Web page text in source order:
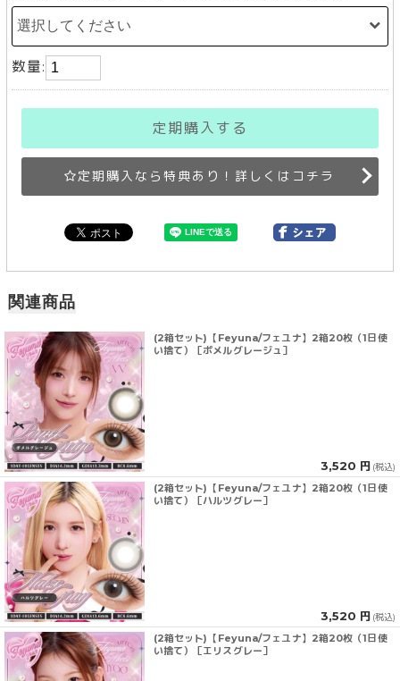
数量:
定期購入する
定期購入なら特典あり！詳しくはコチラ
関連商品
(2箱セット)【Feyuna/フェユナ】2箱20枚（1日使
い捨て）［ポメルグレージュ］
3,520 円 (税込)
(2箱セット)【Feyuna/フェユナ】2箱20枚（1日使
い捨て）［ハルツグレー］
3,520 円 (税込)
(2箱セット)【Feyuna/フェユナ】2箱20枚（1日使
い捨て）［エリスグレー］